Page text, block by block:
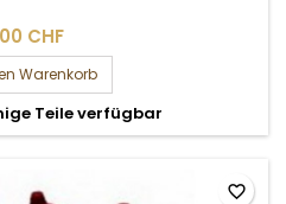
CHF
Warenkorb
Teile verfügbar
favorite_border